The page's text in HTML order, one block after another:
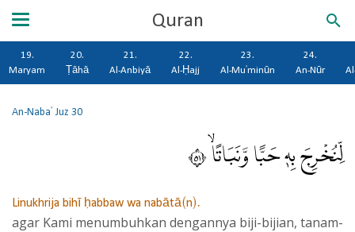
Quran
19.
Maryam
20.
Ṭāhā
21.
Al-Anbiyā
22.
Al-Ḥajj
23.
Al-Mu'minūn
24.
An-Nūr
An-Naba'Juz 30
لِّنُخْرِجَ بِهٖ حَبًّا وَّنَبَاتًاۙ ١٥
Linukhrija bihī ḥabbaw wa nabātā(n).
agar Kami menumbuhkan dengannya biji-bijian, tanam-